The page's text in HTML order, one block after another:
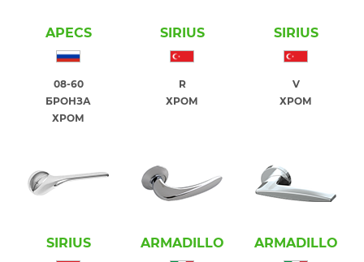
APECS
08-60
БРОНЗА
ХРОМ
SIRIUS
R
ХРОМ
SIRIUS
V
ХРОМ
SIRIUS ARMADILLO ARMADILLO